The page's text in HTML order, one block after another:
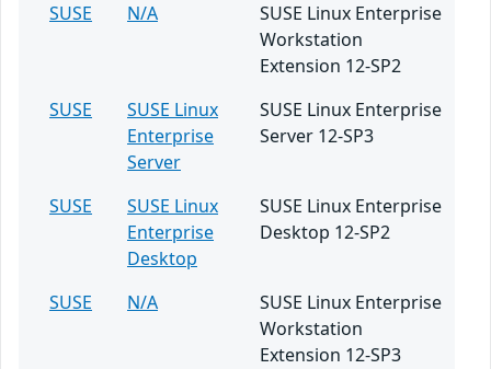
SUSE
N/A
SUSE Linux Enterprise
Workstation
Extension 12-SP2
SUSE
SUSE Linux
Enterprise
Server
SUSE Linux Enterprise
Server 12-SP3
SUSE
SUSE Linux
Enterprise
Desktop
SUSE Linux Enterprise
Desktop 12-SP2
SUSE N/A
SUSE Linux Enterprise
Workstation
Extension 12-SP3